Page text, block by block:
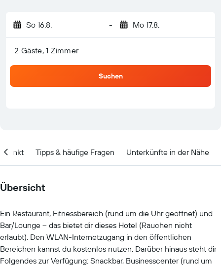
So 16.8. - Mo 17.8.
2 Gäste, 1 Zimmer
Suchen
Tipps & häufige Fragen Unterkünfte in der Nähe
Übersicht
Ein Restaurant, Fitnessbereich (rund um die Uhr geöffnet) und
Bar/Lounge – das bietet dir dieses Hotel (Rauchen nicht
erlaubt). Den WLAN-Internetzugang in den öffentlichen
Bereichen kannst du kostenlos nutzen. Darüber hinaus steht dir
Folgendes zur Verfügung: Snackbar, Businesscenter (rund um